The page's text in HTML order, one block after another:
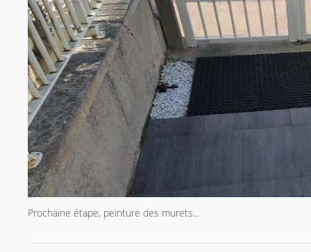
Prochaine étape, peinture des murets...